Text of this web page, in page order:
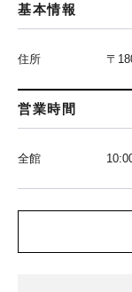
基本情報
住所 〒
営業時間
全館